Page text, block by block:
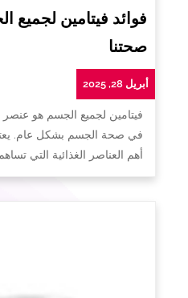
فوائد فيتامين لجميع
صحتنا
أبريل 28, 2025
فيتامين لجميع الجسم هو
في صحة الجسم بشكل عام.
أهم العناصر الغذائية التي